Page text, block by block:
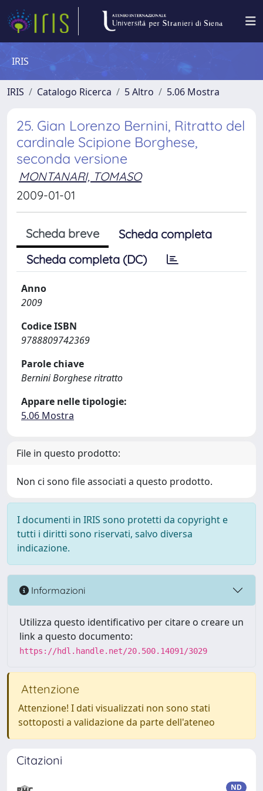
IRIS
IRIS Catalogo Ricerca 5 Altro 5.06 Mostra
25. Gian Lorenzo Bernini, Ritratto del
cardinale Scipione Borghese,
seconda versione
MONTANARI, TOMASO
2009-01-01
Scheda breve
Scheda completa
Scheda completa (DC)
Anno
2009
Codice ISBN
9788809742369
Parole chiave
Bernini Borghese ritratto
Appare nelle tipologie:
5.06 Mostra
File in questo prodotto:
Non ci sono file associati a questo prodotto.
I documenti in IRIS sono protetti da copyright e
tutti i diritti sono riservati, salvo diversa
indicazione.
Informazioni
Utilizza questo identificativo per citare o creare un
link a questo documento:
https://hdl.handle.net/20.500.14091/3029
Attenzione
Attenzione! I dati visualizzati non sono stati
sottoposti a validazione da parte dell'ateneo
Citazioni
ND